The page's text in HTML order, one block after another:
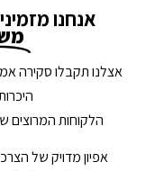
אנחנו
אצלנו תקבלו סקירה
הלקוחות המרוצים
אפיון מדויק של